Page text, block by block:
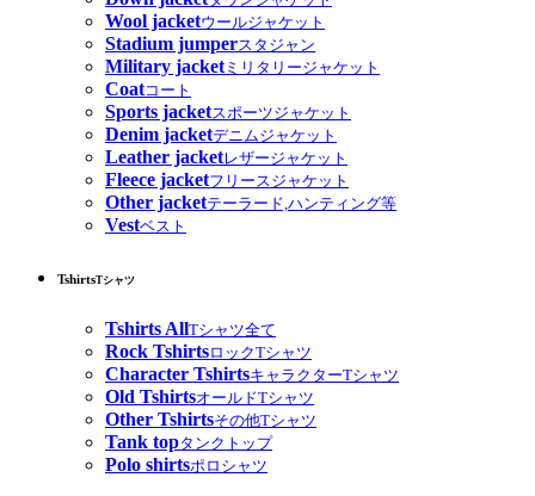
Wool jacketウールジャケット
Stadium jumperスタジャン
Military jacketミリタリージャケット
Coatコート
Sports jacketスポーツジャケット
Denim jacketデニムジャケット
Leather jacketレザージャケット
Fleece jacketフリースジャケット
Other jacketテーラード,ハンティング等
Vestベスト
TshirtsTシャツ
Tshirts AllTシャツ全て
Rock TshirtsロックTシャツ
Character TshirtsキャラクターTシャツ
Old TshirtsオールドTシャツ
Other Tshirtsその他Tシャツ
Tank topタンクトップ
Polo shirtsポロシャツ